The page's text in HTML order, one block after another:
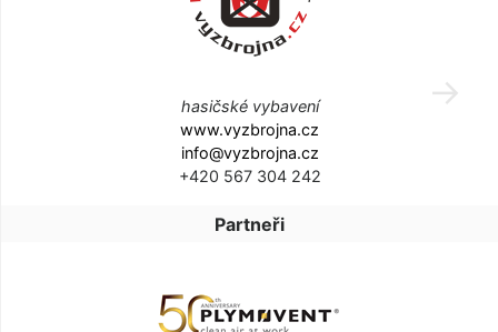
hasičské vybavení
www.vyzbrojna.cz
info@vyzbrojna.cz
+420 567 304 242
Partneři